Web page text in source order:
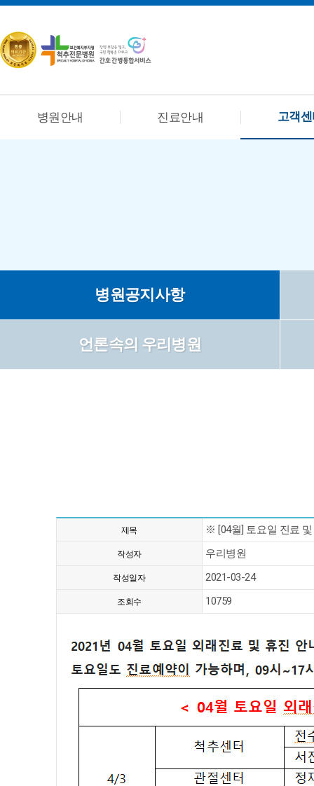
병원안내 진료안내 고객
병원공지사항
언론속의 우리병원
제목 ※ [04월] 토요일 진료
작성자 우리병원
작성일자 2021-03-24
조회수 10759